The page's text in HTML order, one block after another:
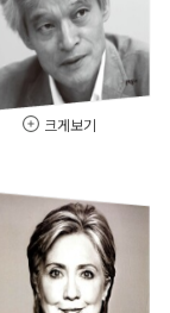
크게보기